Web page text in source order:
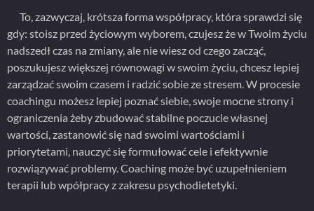
To, zazwyczaj, krótsza forma współpracy, która sprawdzi się
gdy: stoisz przed życiowym wyborem, czujesz że w Twoim życiu
nadszedł czas na zmiany, ale nie wiesz od czego zacząć,
poszukujesz większej równowagi w swoim życiu, chcesz lepiej
zarządzać swoim czasem i radzić sobie ze stresem. W procesie
coachingu możesz lepiej poznać siebie, swoje mocne strony i
ograniczenia żeby zbudować stabilne poczucie własnej
wartości, zastanowić się nad swoimi wartościami i
priorytetami, nauczyć się formułować cele i efektywnie
rozwiązywać problemy. Coaching może być uzupełnieniem
terapii lub wpółpracy z zakresu psychodietetyki.